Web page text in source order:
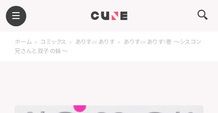
ホーム コミックス ありすorありす
ありすorありす1巻 ～シスコン
兄さんと双子の妹～